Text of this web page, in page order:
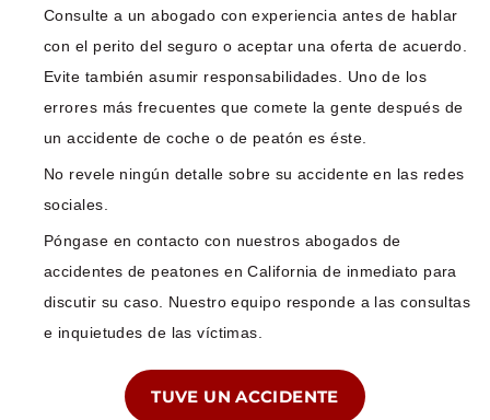
Consulte a un abogado con experiencia antes de hablar
con el perito del seguro o aceptar una oferta de acuerdo.
Evite también asumir responsabilidades. Uno de los
errores más frecuentes que comete la gente después de
un accidente de coche o de peatón es éste.
No revele ningún detalle sobre su accidente en las redes
sociales.
Póngase en contacto con nuestros abogados de
accidentes de peatones en California de inmediato para
discutir su caso. Nuestro equipo responde a las consultas
e inquietudes de las víctimas.
TUVE UN ACCIDENTE